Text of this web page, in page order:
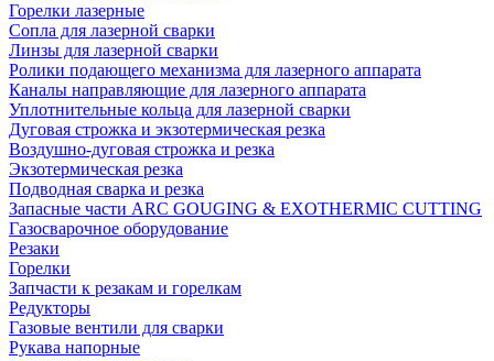
Горелки лазерные
Сопла для лазерной сварки
Линзы для лазерной сварки
Ролики подающего механизма для лазерного аппарата
Каналы направляющие для лазерного аппарата
Уплотнительные кольца для лазерной сварки
Дуговая строжка и экзотермическая резка
Воздушно-дуговая строжка и резка
Экзотермическая резка
Подводная сварка и резка
Запасные части ARC GOUGING & EXOTHERMIC CUTTING
Газосварочное оборудование
Резаки
Горелки
Запчасти к резакам и горелкам
Редукторы
Газовые вентили для сварки
Рукава напорные